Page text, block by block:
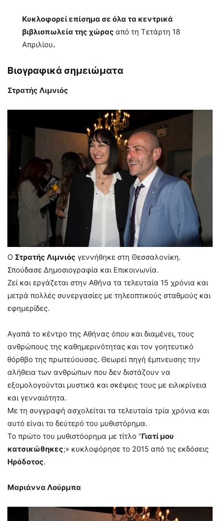
Κυκλοφορεί επίσημα σε όλα τα κεντρικά
βιβλιοπωλεία της χώρας από τη Τετάρτη 18
Απριλίου.
Βιογραφικά σημειώματα
Στρατής Λιμνιός
Ο Στρατής Λιμνιός γεννήθηκε στη Θεσσαλονίκη.
Σπούδασε Δημοσιογραφία και Επικοινωνία.
Ζεί και εργάζεται στην Αθήνα τα τελευταία 15 χρόνια και
μετρά πολλές συνεργασίες με τηλεοπτικούς σταθμούς και
εφημερίδες.
Αγαπά το κέντρο της Αθήνας όπου και διαμένει, τους
ανθρώπους της καθημερινότητας και τον γοητευτικό
θόρθβο της πρωτεύουσας. Θεωρεί πηγή έμπνευσης την
αλήθεια των ανθρώπων που δεν διστάζουν να
εξομολογούνται μυστικά και σκέψεις τους με ειλικρίνεια
και γενναιότητα.
Με τη συγγραφή ασχολείται τα τελευταία τρία χρόνια και
αυτό είναι το δεύτερό του μυθιστόρημα.
Το πρώτο του μυθιστόορημα με τίτλο “Γιατί μου
κατσικώθηκες;» κυκλοφόρησε το 2015 από τις εκδόσεις
Ηρόδοτος.
Μαριάννα Λούρμπα